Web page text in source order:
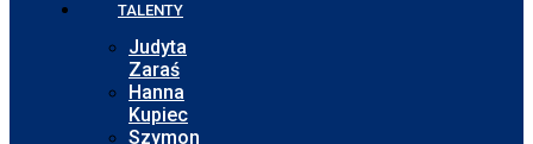
TALENTY
Judyta
Zaraś
Hanna
Kupiec
Szymon